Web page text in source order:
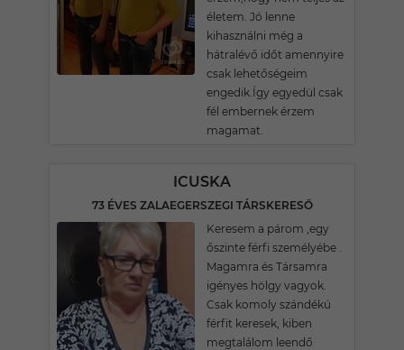
életem. Jó lenne
kihasználni még a
hátralévő időt amennyire
csak lehetőségeim
engedik.Így egyedül csak
fél embernek érzem
magamat.
ICUSKA
73 ÉVES ZALAEGERSZEGI TÁRSKERESŐ
Keresem a párom ,egy
őszinte férfi személyébe .
Magamra és Társamra
igényes hölgy vagyok.
Csak komoly szándékú
férfit keresek, kiben
megtalálom leendő